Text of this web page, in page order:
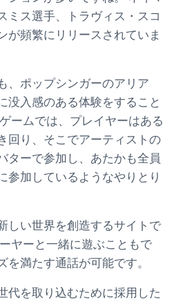
ミス選手、トラヴィス・スコ
が頻繁にリリースされていま
、ポップシンガーのアリア
没入感のある体験をすること
ームでは、プレイヤーはある
回り、そこでアーティストの
ターで参加し、あたかも全員
参加しているようなやりとり
しい世界を創造するサイトで
ヤーと一緒に遊ぶこともで
を満たす通話が可能です。
代を取り込むために採用した